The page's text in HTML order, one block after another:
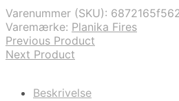
56.495,00 kr..
Varenummer (SKU):
Varemærke: Planika Fires
Previous Product
Next Product
Beskrivelse